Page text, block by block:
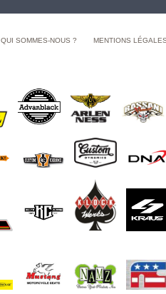
QUI SOMMES-NOUS ? MENTIONS